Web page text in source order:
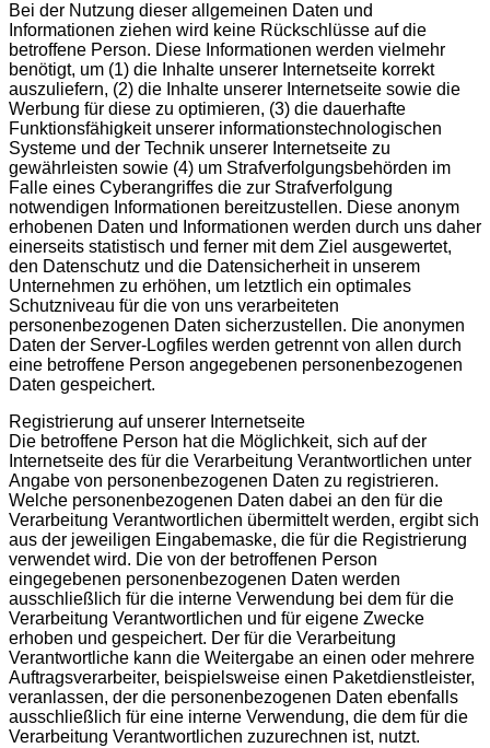
Bei der Nutzung dieser allgemeinen Daten und
Informationen ziehen wird keine Rückschlüsse auf die
betroffene Person. Diese Informationen werden vielmehr
benötigt, um (1) die Inhalte unserer Internetseite korrekt
auszuliefern, (2) die Inhalte unserer Internetseite sowie die
Werbung für diese zu optimieren, (3) die dauerhafte
Funktionsfähigkeit unserer informationstechnologischen
Systeme und der Technik unserer Internetseite zu
gewährleisten sowie (4) um Strafverfolgungsbehörden im
Falle eines Cyberangriffes die zur Strafverfolgung
notwendigen Informationen bereitzustellen. Diese anonym
erhobenen Daten und Informationen werden durch uns daher
einerseits statistisch und ferner mit dem Ziel ausgewertet,
den Datenschutz und die Datensicherheit in unserem
Unternehmen zu erhöhen, um letztlich ein optimales
Schutzniveau für die von uns verarbeiteten
personenbezogenen Daten sicherzustellen. Die anonymen
Daten der Server-Logfiles werden getrennt von allen durch
eine betroffene Person angegebenen personenbezogenen
Daten gespeichert.
Registrierung auf unserer Internetseite
Die betroffene Person hat die Möglichkeit, sich auf der
Internetseite des für die Verarbeitung Verantwortlichen unter
Angabe von personenbezogenen Daten zu registrieren.
Welche personenbezogenen Daten dabei an den für die
Verarbeitung Verantwortlichen übermittelt werden, ergibt sich
aus der jeweiligen Eingabemaske, die für die Registrierung
verwendet wird. Die von der betroffenen Person
eingegebenen personenbezogenen Daten werden
ausschließlich für die interne Verwendung bei dem für die
Verarbeitung Verantwortlichen und für eigene Zwecke
erhoben und gespeichert. Der für die Verarbeitung
Verantwortliche kann die Weitergabe an einen oder mehrere
Auftragsverarbeiter, beispielsweise einen Paketdienstleister,
veranlassen, der die personenbezogenen Daten ebenfalls
ausschließlich für eine interne Verwendung, die dem für die
Verarbeitung Verantwortlichen zuzurechnen ist, nutzt.